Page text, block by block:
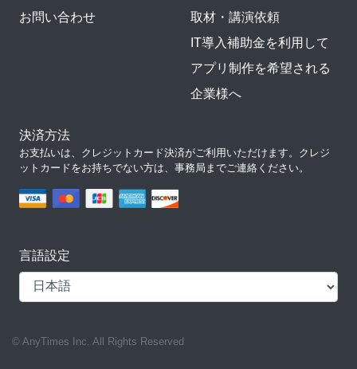
お問い合わせ
取材・講演依頼
IT導入補助金を利用して
アプリ制作を希望される
企業様へ
決済方法
お支払いは、クレジットカード決済がご利用いただけます。クレジ
ットカードをお持ちでない方は、事務局までご連絡ください。
言語設定
© AnyTimes Inc. All Rights Reserved